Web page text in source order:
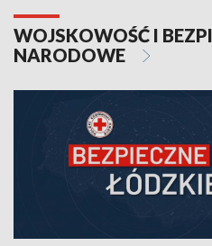
WOJSKOWOŚĆ I
NARODOWE